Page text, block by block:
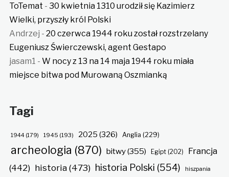
ToTemat - 30 kwietnia 1310 urodził się Kazimierz
Wielki, przyszły król Polski
Andrzej - 20 czerwca 1944 roku został rozstrzelany
Eugeniusz Świerczewski, agent Gestapo
jasam1 - W nocy z 13 na 14 maja 1944 roku miała
miejsce bitwa pod Murowaną Oszmianką
Tagi
1944(179) 1945 (193) 2025 (326) Anglia (229)
archeologia (870) bitwy(355) Egipt(202)
Francja
(442) historia(473) historia Polski (554) hiszpania